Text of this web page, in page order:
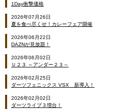
1Day衝撃価格
2026年07月26日
夏を食べ尽くせ！カレーフェア開催
2026年06月22日
DAZNが見放題！
2026年06月02日
Ｕ２３ ～アンダー２３～
2026年02月25日
ダーツフェニックス VSX 新導入！
2026年02月02日
ダーツライブ３増台！